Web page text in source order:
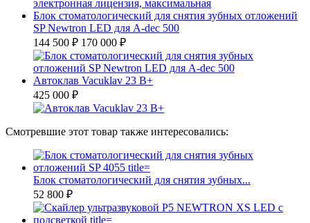
Блок стоматологический для снятия зубных отложений
SP Newtron LED для A-dec 500
144 500 ₽ 170 000 ₽
Автоклав Vacuklav 23 B+
425 000 ₽
Смотревшие этот товар также интересовались:
Блок стоматологический для снятия зубных...
52 800 ₽